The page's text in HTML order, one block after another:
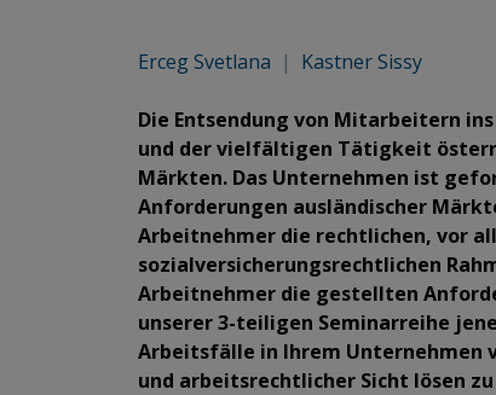
Erceg Svetlana | Kastner Sissy
Die Entsendung von Mitarbeitern
und der vielfältigen Tätigkeit
Märkten. Das Unternehmen ist
Anforderungen ausländischer
Arbeitnehmer die rechtlichen, vor
sozialversicherungsrechtlichen
Arbeitnehmer die gestellten
unserer 3-teiligen Seminarreihe
Arbeitsfälle in Ihrem Unternehmen
und arbeitsrechtlicher Sicht lösen